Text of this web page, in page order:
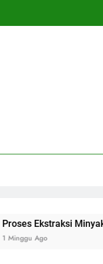
Minyak Atsiri